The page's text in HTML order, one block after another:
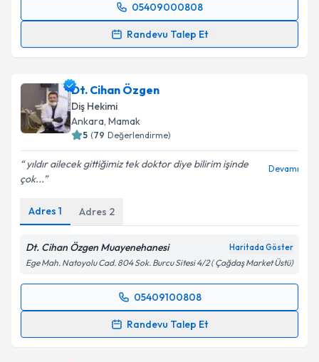
05409000808
Randevu Talep Et
Randevu Takvimi Talebi
takvim hazırlandığında e-posta ile bilgilendireceğiz.
E-posta Adresiniz
kapsamda işlenmesini kabul ediyorum.
Takvim Talebini Gönder
Dt. Cihan Özgen
Diş Hekimi
Ankara, Mamak
5 (79 Değerlendirme)
yıldır ailecek gittiğimiz tek doktor diye bilirim işinde
çok...
Devamı
Adres 1 Adres 2
Dt. Cihan Özgen Muayenehanesi Haritada Göster
Ege Mah. Natoyolu Cad. 804 Sok. Burcu Sitesi 4/2 ( Çağdaş Market Üstü)
05409100808
Randevu Talep Et
Randevu Takvimi Talebi